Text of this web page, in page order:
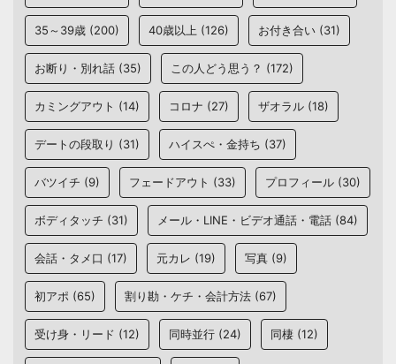
35～39歳 (200) 40歳以上 (126) お付き合い (31)
お断り・別れ話 (35) この人どう思う？ (172)
カミングアウト (14) コロナ (27) ザオラル (18)
デートの段取り (31) ハイスぺ・金持ち (37)
バツイチ (9) フェードアウト (33) プロフィール (30)
ボディタッチ (31) メール・LINE・ビデオ通話・電話 (84)
会話・タメ口 (17) 元カレ (19) 写真 (9)
初アポ (65) 割り勘・ケチ・会計方法 (67)
受け身・リード (12) 同時並行 (24) 同棲 (12)